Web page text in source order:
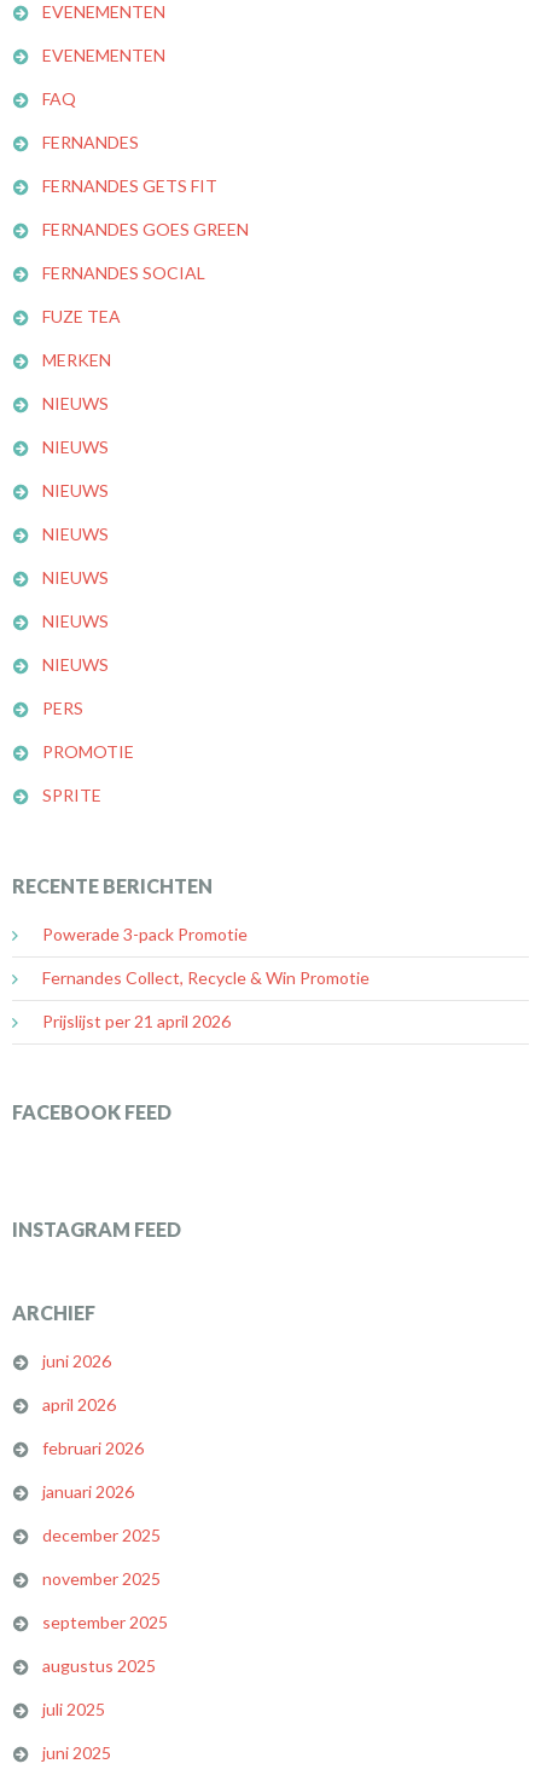
EVENEMENTEN
EVENEMENTEN
FAQ
FERNANDES
FERNANDES GETS FIT
FERNANDES GOES GREEN
FERNANDES SOCIAL
FUZE TEA
MERKEN
NIEUWS
NIEUWS
NIEUWS
NIEUWS
NIEUWS
NIEUWS
NIEUWS
PERS
PROMOTIE
SPRITE
RECENTE BERICHTEN
Powerade 3-pack Promotie
Fernandes Collect, Recycle & Win Promotie
Prijslijst per 21 april 2026
FACEBOOK FEED
INSTAGRAM FEED
ARCHIEF
juni 2026
april 2026
februari 2026
januari 2026
december 2025
november 2025
september 2025
augustus 2025
juli 2025
juni 2025